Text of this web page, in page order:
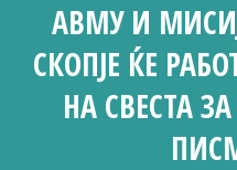
АВМУ И
СКОПЈЕ ЌЕ
НА СВЕСТА